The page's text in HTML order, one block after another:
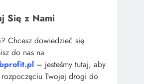
Się z Nami
Chcesz dowiedzieć się
do nas na
– jesteśmy tutaj, aby
Twojej drogi do